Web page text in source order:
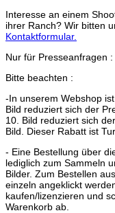
Interesse an einem
ihrer Ranch? Wir bitten
Kontaktformular.
Nur für Presseanfragen :
Bitte beachten :
-In unserem Webshop
Bild reduziert sich der
10. Bild reduziert sich
Bild. Dieser Rabatt ist
- Eine Bestellung über
lediglich zum Sammeln
Bilder. Zum Bestellen
einzeln angeklickt
kaufen/lizenzieren und
Warenkorb ab.